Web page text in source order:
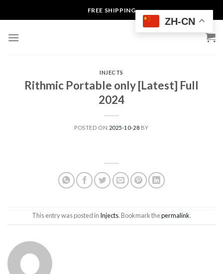
to
FREE SHIPPING
INJECTS
Rithmic Portable only [Latest] Full
2024
POSTED ON 2025-10-28 BY
This entry was posted in Injects. Bookmark thepermalink.
ZH-CN